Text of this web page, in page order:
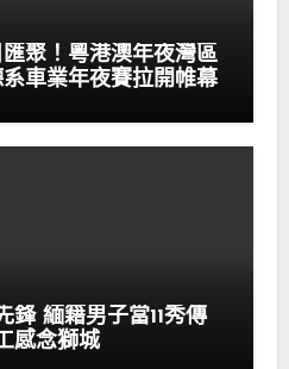
聚！粵港澳年夜灣區
車業年夜賽拉開帷幕
鋒 緬籍男子當11秀傳
感念獅城